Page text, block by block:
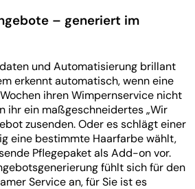
– generiert im
und Automatisierung brillant
erkennt automatisch, wenn eine
ihren Wimpernservice nicht
ihr ein maßgeschneidertes „Wir
zusenden. Oder es schlägt einer
eine bestimmte Haarfarbe wählt,
Pflegepaket als Add-on vor.
fühlt sich für den
Service an, für Sie ist es